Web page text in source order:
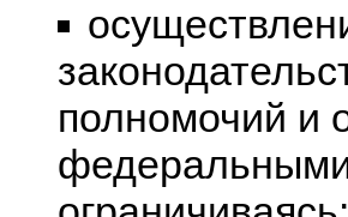
полномочий и